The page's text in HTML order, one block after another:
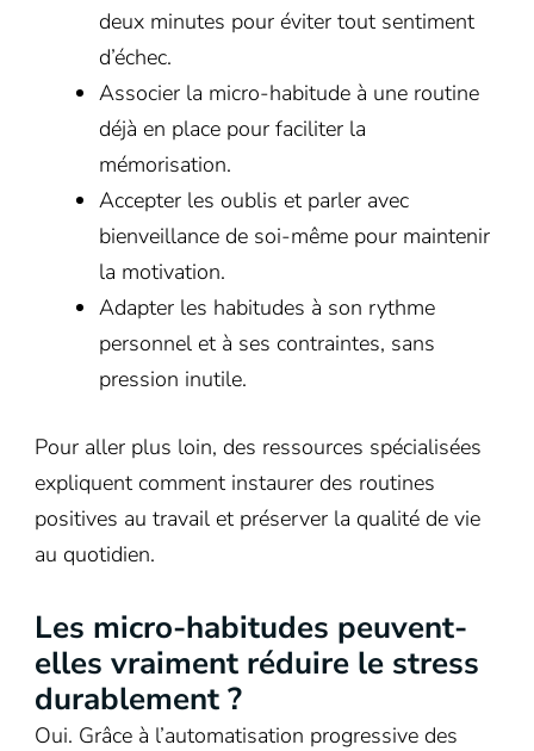
deux minutes pour éviter tout sentiment
d’échec.
Associer la micro-habitude à une routine
déjà en place pour faciliter la
mémorisation.
Accepter les oublis et parler avec
bienveillance de soi-même pour maintenir
la motivation.
Adapter les habitudes à son rythme
personnel et à ses contraintes, sans
pression inutile.
Pour aller plus loin, des ressources spécialisées
expliquent comment instaurer des routines
positives au travail et préserver la qualité de vie
au quotidien.
Les micro-habitudes peuvent-
elles vraiment réduire le stress
durablement ?
Oui. Grâce à l’automatisation progressive des